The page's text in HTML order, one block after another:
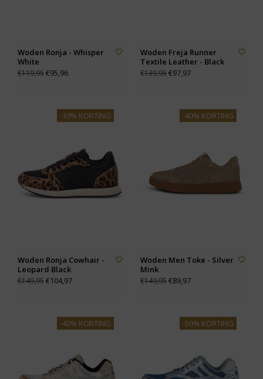
Woden Ronja - Whisper
White
€119,95€95,96
Woden Freja Runner
Textile Leather - Black
€139,95€97,97
-30% KORTING
Woden Ronja Cowhair -
Leopard Black
€149,95€104,97
-40% KORTING
Woden Men Toke - Silver
Mink
€149,95€89,97
-40% KORTING -50% KORTING